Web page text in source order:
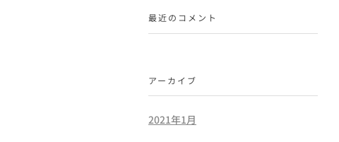
最近のコメント
アーカイブ
2021年1月